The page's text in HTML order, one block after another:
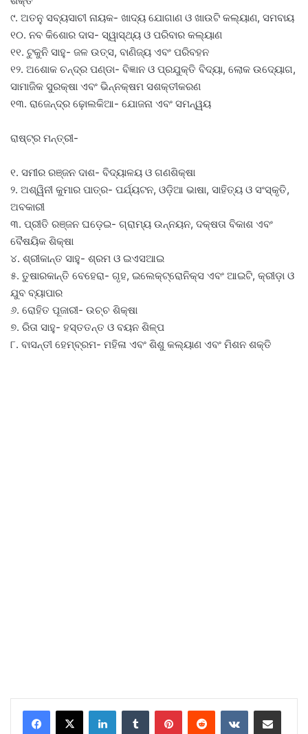
୯. ଅତନୁ ସବ୍ୟସାଚୀ ନାୟକ- ଖାଦ୍ୟ ଯୋଗାଣ ଓ ଖାଉଟି କଲ୍ୟାଣ, ସମବାୟ
୧୦. ନବ କିଶୋର ଦାସ- ସ୍ୱାସ୍ଥ୍ୟ ଓ ପରିବାର କଲ୍ୟାଣ
୧୧. ଟୁକୁନି ସାହୁ- ଜଳ ଉତ୍ସ, ବାଣିଜ୍ୟ ଏବଂ ପରିବହନ
୧୨. ଅଶୋକ ଚନ୍ଦ୍ର ପଣ୍ଡା- ବିଜ୍ଞାନ ଓ ପ୍ରଯୁକ୍ତି ବିଦ୍ୟା, ଲୋକ ଉଦ୍ୟୋଗ,
ସାମାଜିକ ସୁରକ୍ଷା ଏବଂ ଭିନ୍ନକ୍ଷମ ସଶକ୍ତୀକରଣ
୧୩. ରାଜେନ୍ଦ୍ର ଢ଼ୋଲକିଆ- ଯୋଜନା ଏବଂ ସମନ୍ୱୟ
ରାଷ୍ଟ୍ର ମନ୍ତ୍ରୀ-
୧. ସମୀର ରଞ୍ଜନ ଦାଶ- ବିଦ୍ୟାଳୟ ଓ ଗଣଶିକ୍ଷା
୨. ଅଶ୍ୱିନୀ କୁମାର ପାତ୍ର- ପର୍ଯ୍ୟଟନ, ଓଡ଼ିଆ ଭାଷା, ସାହିତ୍ୟ ଓ ସଂସ୍କୃତି,
ଅବକାରୀ
୩. ପ୍ରୀତି ରଞ୍ଜନ ଘଡ଼େଇ- ଗ୍ରାମ୍ୟ ଉନ୍ନୟନ, ଦକ୍ଷତା ବିକାଶ ଏବଂ
ବୈଷୟିକ ଶିକ୍ଷା
୪. ଶ୍ରୀକାନ୍ତ ସାହୁ- ଶ୍ରମ ଓ ଇଏସଆଇ
୫. ତୁଷାରକାନ୍ତି ବେହେରା- ଗୃହ, ଇଲେକ୍ଟ୍ରୋନିକ୍ସ ଏବଂ ଆଇଟି, କ୍ରୀଡ଼ା ଓ
ଯୁବ ବ୍ୟାପାର
୬. ରୋହିତ ପୂଜାରୀ- ଉଚ୍ଚ ଶିକ୍ଷା
୭. ରିତା ସାହୁ- ହସ୍ତତନ୍ତ ଓ ବୟନ ଶିଳ୍ପ
୮. ବାସନ୍ତୀ ହେମ୍ବ୍ରମ- ମହିଳା ଏବଂ ଶିଶୁ କଲ୍ୟାଣ ଏବଂ ମିଶନ ଶକ୍ତି
LinkedInTumblr PinterestReddit VKontakteShare via Email